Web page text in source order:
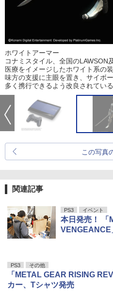
ホワイトアーマー
コナミスタイル、全国のLAWSON
医療をイメージしたホワイト系の
味方の支援に主眼を置き、サイボ
多く携行できるよう改良されている
この写真
関連記事
PS3 イベント
本日発売！ 「
VENGEANCE
PS3 その他
「METAL GEAR RISING
カー、Tシャツ発売